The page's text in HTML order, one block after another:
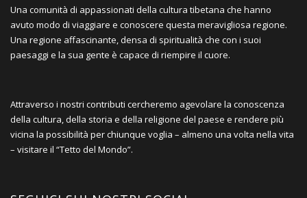
Una comunità di appassionati della cultura tibetana che hanno
avuto modo di viaggiare e conoscere questa meravigliosa regione.
Una regione affascinante, densa di spiritualità che con i suoi
paesaggi e la sua gente è capace di riempire il cuore.
Attraverso i nostri contributi cercheremo agevolare la conoscenza
della cultura, della storia e della religione del paese e rendere più
vicina la possibilità per chiunque voglia – almeno una volta nella vita
– visitare il “Tetto del Mondo”.